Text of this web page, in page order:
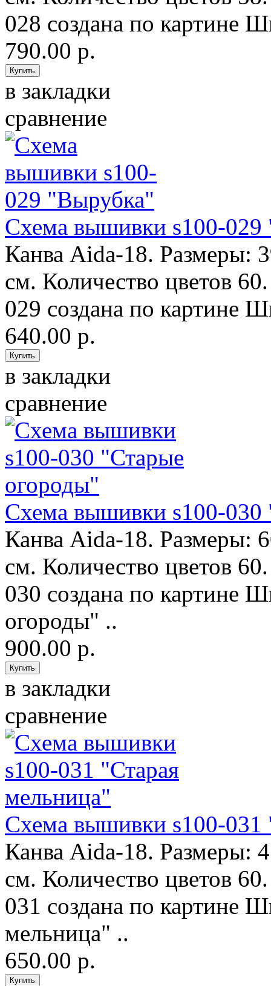
028 создана по
790.00 р.
в закладки
сравнение
Схема вышивки s100-
Канва Aida-18. Размеры:
см. Количество цветов
029 создана по
640.00 р.
в закладки
сравнение
Схема вышивки s100-030
Канва Aida-18. Размеры:
см. Количество цветов
030 создана по
огороды" ..
900.00 р.
в закладки
сравнение
Схема вышивки s100-031
Канва Aida-18. Размеры:
см. Количество цветов
031 создана по
мельница" ..
650.00 р.